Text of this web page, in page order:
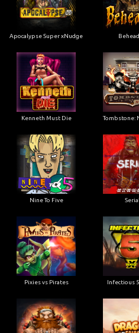
Apocalypse Super xNudge
Kenneth Must Die Tombstone:
Nine To Five Serial
Pixies vs Pirates Infectious